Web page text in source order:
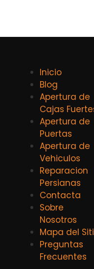
Inicio
Blog
Apertura de
Cajas
Apertura de
Puertas
Apertura de
Vehiculos
Reparacion
Persianas
Contacta
Sobre
Nosotros
Mapa del
Preguntas
Frecuentes